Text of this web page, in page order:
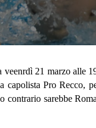
21 marzo alle
Pro Recco,
sarebbe